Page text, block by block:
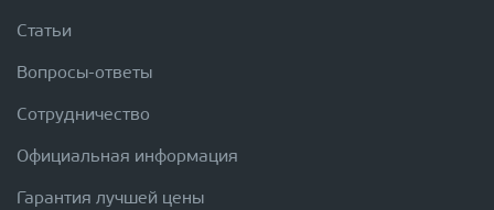
Статьи
Вопросы-ответы
Сотрудничество
Официальная информация
Гарантия лучшей цены